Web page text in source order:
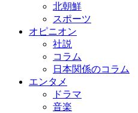
北朝鮮
スポーツ
オピニオン
社説
コラム
日本関係のコラム
エンタメ
ドラマ
音楽